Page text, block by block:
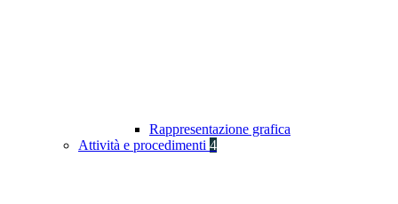
Rappresentazione grafica
Attività e procedimenti 4